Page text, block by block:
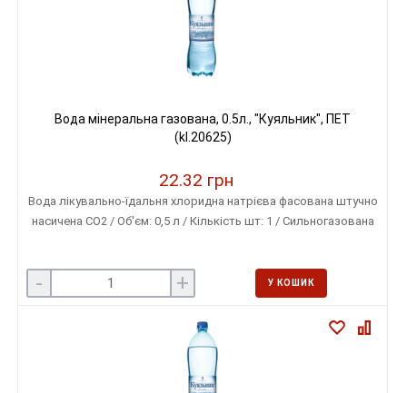
Вода мінеральна газована, 0.5л., "Куяльник", ПЕТ
(kl.20625)
22.32 грн
Вода лікувально-їдальня хлоридна натрієва фасована штучно
насичена СО2 / Об'єм: 0,5 л / Кількість шт: 1 / Сильногазована
- + У КОШИК